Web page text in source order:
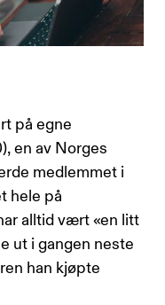
på egne
en av Norges
medlemmet i
hele på
alltid vært «en litt
ut i gangen neste
han kjøpte